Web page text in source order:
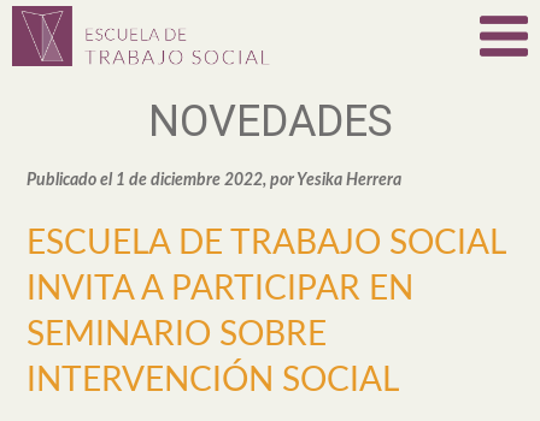
NOVEDADES
Publicado el 1 de diciembre 2022, por Yesika Herrera
ESCUELA DE TRABAJO SOCIAL
INVITA A PARTICIPAR EN
SEMINARIO SOBRE
INTERVENCIÓN SOCIAL